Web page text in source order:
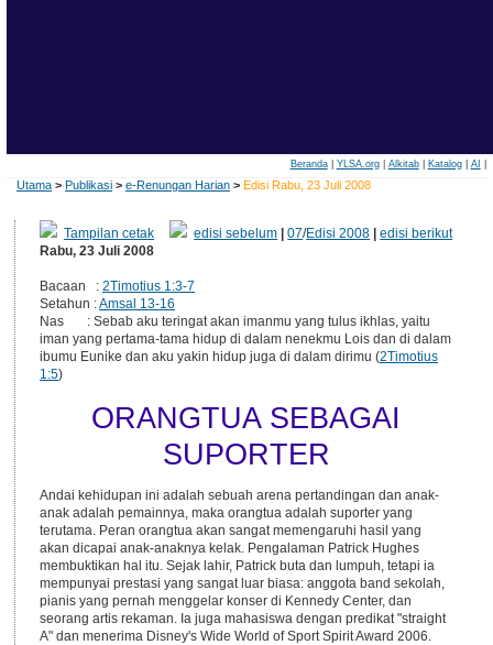
Beranda| YLSA.org| Alkitab| Katalog| AI
Utama > Publikasi > e-Renungan Harian > Edisi Rabu, 23 Juli 2008
Tampilan cetak edisi sebelum |07/Edisi 2008 |edisi berikut
Rabu, 23 Juli 2008
Bacaan : 2Timotius 1:3-7
Setahun :Amsal 13-16
Nas : Sebab aku teringat akan imanmu yang tulus ikhlas, yaitu
iman yang pertama-tama hidup di dalam nenekmu Lois dan di dalam
ibumu Eunike dan aku yakin hidup juga di dalam dirimu (2Timotius
1:5)
ORANGTUA SEBAGAI
SUPORTER
Andai kehidupan ini adalah sebuah arena pertandingan dan anak-
anak adalah pemainnya, maka orangtua adalah suporter yang
terutama. Peran orangtua akan sangat memengaruhi hasil yang
akan dicapai anak-anaknya kelak. Pengalaman Patrick Hughes
membuktikan hal itu. Sejak lahir, Patrick buta dan lumpuh, tetapi ia
mempunyai prestasi yang sangat luar biasa: anggota band sekolah,
pianis yang pernah menggelar konser di Kennedy Center, dan
seorang artis rekaman. Ia juga mahasiswa dengan predikat "straight
A" dan menerima Disney's Wide World of Sport Spirit Award 2006.